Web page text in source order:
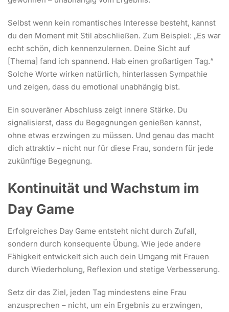
Selbst wenn kein romantisches Interesse besteht, kannst
du den Moment mit Stil abschließen. Zum Beispiel: „Es war
echt schön, dich kennenzulernen. Deine Sicht auf
[Thema] fand ich spannend. Hab einen großartigen Tag.“
Solche Worte wirken natürlich, hinterlassen Sympathie
und zeigen, dass du emotional unabhängig bist.
Ein souveräner Abschluss zeigt innere Stärke. Du
signalisierst, dass du Begegnungen genießen kannst,
ohne etwas erzwingen zu müssen. Und genau das macht
dich attraktiv – nicht nur für diese Frau, sondern für jede
zukünftige Begegnung.
Kontinuität und Wachstum im
Day Game
Erfolgreiches Day Game entsteht nicht durch Zufall,
sondern durch konsequente Übung. Wie jede andere
Fähigkeit entwickelt sich auch dein Umgang mit Frauen
durch Wiederholung, Reflexion und stetige Verbesserung.
Setz dir das Ziel, jeden Tag mindestens eine Frau
anzusprechen – nicht, um ein Ergebnis zu erzwingen,